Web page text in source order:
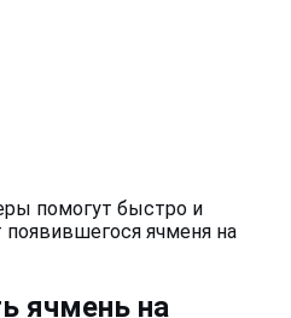
помогут быстро и
ячменя на
ячмень на